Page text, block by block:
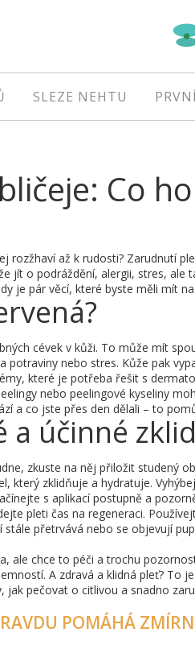
SLEZE NEHTU
Co
rozžhaví až k rudosti? Zarudnutí
jít o podráždění, alergii, stres,
je pár věcí, které byste měli mít
cévek v kůži. To může mít
potraviny nebo stres. Kůže pak
které je potřeba řešit s
nebo peelingové kyseliny
a co jste přes den dělali – to
a účinné
zkuste na něj přiložit studený
který zklidňuje a hydratuje.
s aplikací postupně a
pleti čas na regeneraci.
stále přetrvává nebo se objevují
ale chce to péči a trochu
A zdravá a klidná pleť? To
jak pečovat o citlivou a snadno
POMÁHÁ